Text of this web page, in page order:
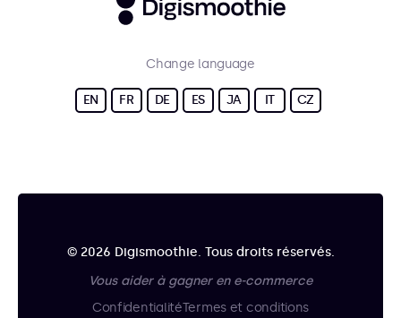
Change language
EN FR DE ES JA IT CZ
© 2026 Digismoothie. Tous droits réservés.
Vous aider à gagner en e-commerce
ConfidentialitéTermes et conditions